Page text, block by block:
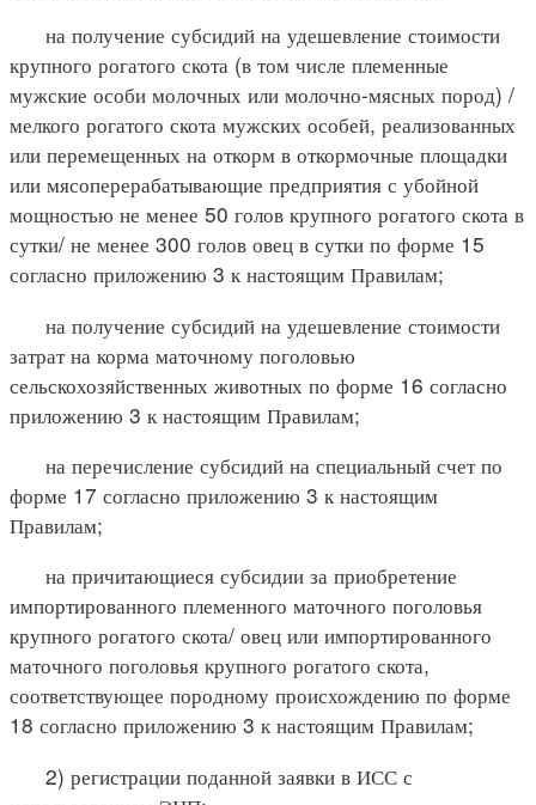
на получение субсидий на удешевление стоимости
крупного рогатого скота (в том числе племенные
мужские особи молочных или молочно-мясных пород) /
мелкого рогатого скота мужских особей, реализованных
или перемещенных на откорм в откормочные площадки
или мясоперерабатывающие предприятия с убойной
мощностью не менее 50 голов крупного рогатого скота в
сутки/ не менее 300 голов овец в сутки по форме 15
согласно приложению 3 к настоящим Правилам;
на получение субсидий на удешевление стоимости
затрат на корма маточному поголовью
сельскохозяйственных животных по форме 16 согласно
приложению 3 к настоящим Правилам;
на перечисление субсидий на специальный счет по
форме 17 согласно приложению 3 к настоящим
Правилам;
на причитающиеся субсидии за приобретение
импортированного племенного маточного поголовья
крупного рогатого скота/ овец или импортированного
маточного поголовья крупного рогатого скота,
соответствующее породному происхождению по форме
18 согласно приложению 3 к настоящим Правилам;
2) регистрации поданной заявки в ИСС с